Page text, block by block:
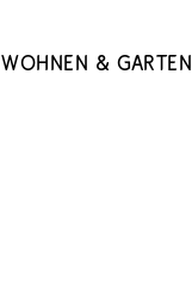
Wohnen & Garten